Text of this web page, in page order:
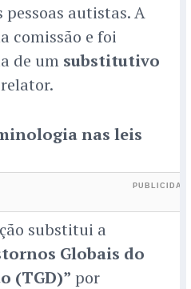
autistas. A
comissão e foi
de um substitutivo
nas leis
substitui a
Globais do
(TGD)” por